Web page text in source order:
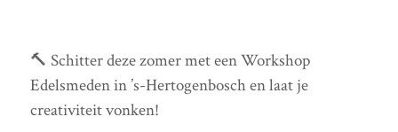
🔨 Schitter deze zomer met een Workshop
Edelsmeden in ’s-Hertogenbosch en laat je
creativiteit vonken!